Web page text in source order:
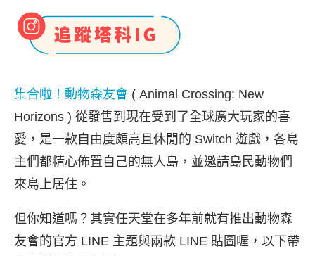
集合啦！動物森友會 ( Animal Crossing: New
Horizons ) 從發售到現在受到了全球廣大玩家的喜
愛，是一款自由度頗高且休閒的 Switch 遊戲，各島
主們都精心佈置自己的無人島，並邀請島民動物們
來島上居住。
但你知道嗎？其實任天堂在多年前就有推出動物森
友會的官方 LINE 主題與兩款 LINE 貼圖喔，以下帶